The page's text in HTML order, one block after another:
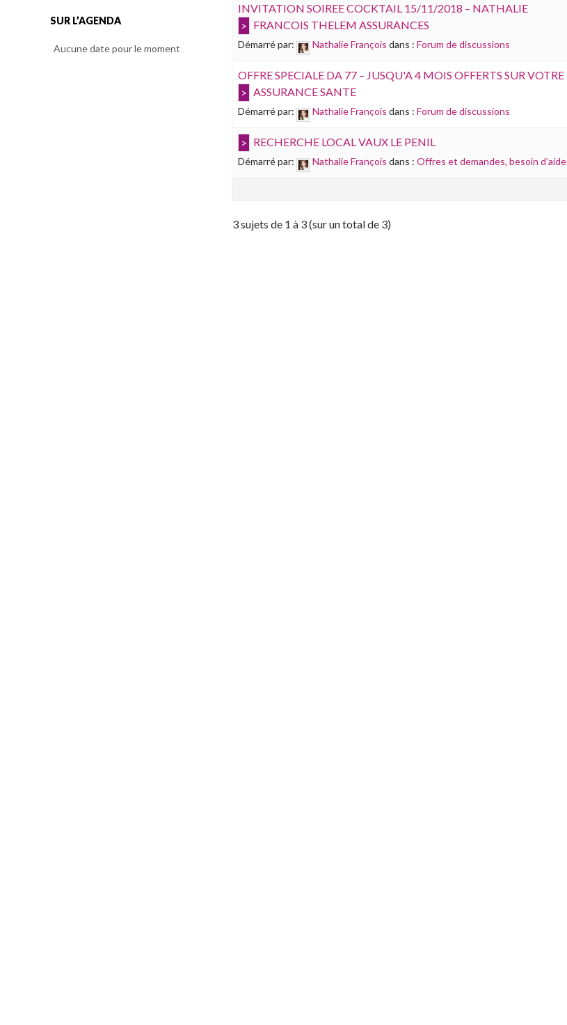
INVITATION SOIREE COCKTAIL 15/11/2018 – NATHALIE
FRANCOIS THELEM ASSURANCES
Démarré par: Nathalie François dans : Forum de discussions
OFFRE SPECIALE DA 77 – JUSQU'A 4 MOIS OFFERTS SUR VOTRE
ASSURANCE SANTE
Démarré par: Nathalie François dans : Forum de discussions
RECHERCHE LOCAL VAUX LE PENIL
Démarré par: Nathalie François dans : Offres et demandes, besoin d’aide
3 sujets de 1 à 3 (sur un total de 3)
SUR L’AGENDA
Aucune date pour le moment